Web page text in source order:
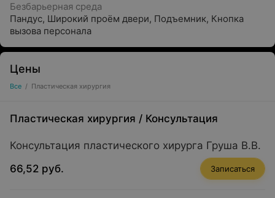
Безбарьерная среда
Пандус, Широкий проём двери, Подъемник, Кнопка
вызова персонала
Цены
Все / Пластическая хирургия
Пластическая хирургия / Консультация
Консультация пластического хирурга Груша В.В.
66,52 руб.
Записаться